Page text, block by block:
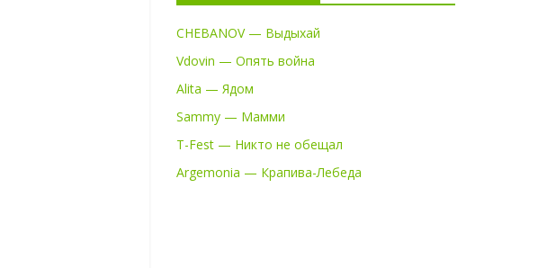
CHEBANOV — Выдыхай
Vdovin — Опять война
Alita — Ядом
Sammy — Мамми
T-Fest — Никто не обещал
Argemonia — Крапива-Лебеда